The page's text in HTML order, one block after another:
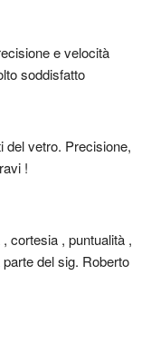
e velocità
soddisfatto
del vetro. Precisione,
!
cortesia , puntualità ,
del sig. Roberto